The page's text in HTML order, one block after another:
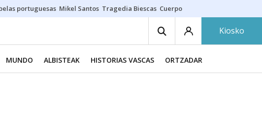
portuguesas Mikel Santos Tragedia Biescas Cuerpo ría
Kiosko
MUNDO ALBISTEAK HISTORIAS VASCAS ORTZADAR